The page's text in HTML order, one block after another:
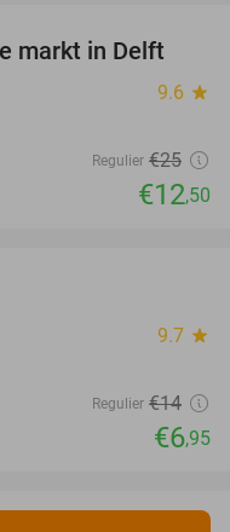
50%
markt in Delft
9.6 star
Regulier €25
€12,50
9.7 star
Regulier €14
€6,95